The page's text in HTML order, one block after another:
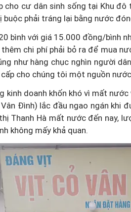
cho cư dân sinh sống tại Khu đô
buộc phải tráng lại bằng nước
bình với giá 15.000 đồng/bình
chi phí phải bỏ ra để mua
như hàng chục nghìn người
cho chúng tôi một nguồn
kinh doanh khốn khó vì mất
Đình) lắc đầu ngao ngán khi
Thanh Hà mất nước đến nay,
không mấy khả quan.